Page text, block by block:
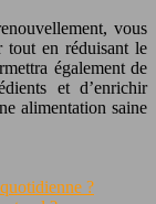
vous
tout en réduisant le
également de
et d’enrichir
alimentation saine
?